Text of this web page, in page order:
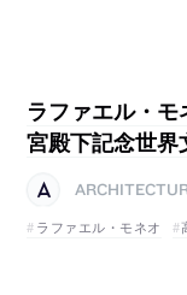
ラファエル・
宮殿下記念世界
ラファエル・モネオ